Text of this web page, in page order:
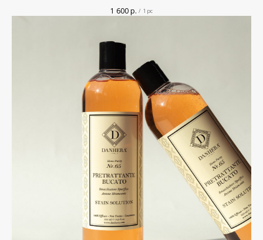
1 600р. / 1 pc